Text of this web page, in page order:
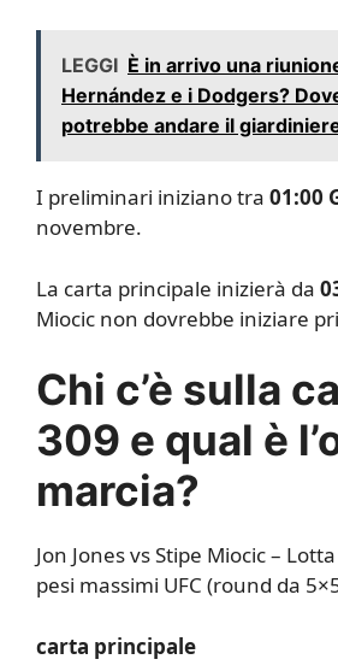
LEGGI È in arrivo una
Hernández e i Dodgers?
potrebbe andare il
I preliminari iniziano tra 01:00
novembre.
La carta principale inizierà da
Miocic non dovrebbe iniziare
Chi c’è sulla
309 e qual è
marcia?
Jon Jones vs Stipe Miocic –
pesi massimi UFC (round da
carta principale